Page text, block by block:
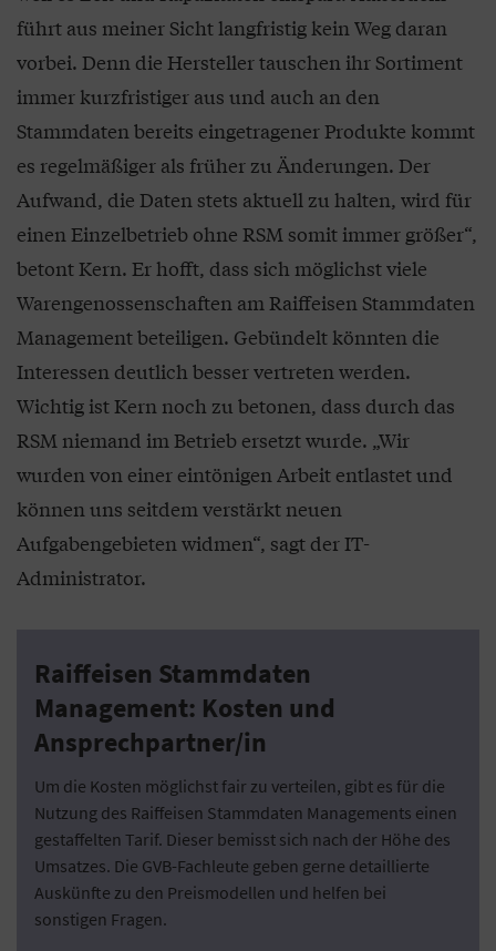
führt aus meiner Sicht langfristig kein Weg daran
vorbei. Denn die Hersteller tauschen ihr Sortiment
immer kurzfristiger aus und auch an den
Stammdaten bereits eingetragener Produkte kommt
es regelmäßiger als früher zu Änderungen. Der
Aufwand, die Daten stets aktuell zu halten, wird für
einen Einzelbetrieb ohne RSM somit immer größer“,
betont Kern. Er hofft, dass sich möglichst viele
Warengenossenschaften am Raiffeisen Stammdaten
Management beteiligen. Gebündelt könnten die
Interessen deutlich besser vertreten werden.
Wichtig ist Kern noch zu betonen, dass durch das
RSM niemand im Betrieb ersetzt wurde. „Wir
wurden von einer eintönigen Arbeit entlastet und
können uns seitdem verstärkt neuen
Aufgabengebieten widmen“, sagt der IT-
Administrator.
Raiffeisen Stammdaten
Management: Kosten und
Ansprechpartner/in
Um die Kosten möglichst fair zu verteilen, gibt es für die
Nutzung des Raiffeisen Stammdaten Managements einen
gestaffelten Tarif. Dieser bemisst sich nach der Höhe des
Umsatzes. Die GVB-Fachleute geben gerne detaillierte
Auskünfte zu den Preismodellen und helfen bei
sonstigen Fragen.